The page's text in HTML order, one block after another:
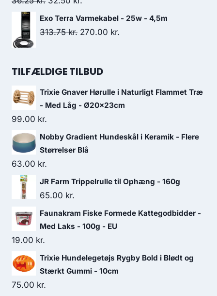
51.25 kr.. 45.00 kr..
oprindelige
pris
aktuelle
pris
Exo Terra Varmekabel - 25w - 4,5m
313.75kr. Den
var:
313.75 kr..
270.00 kr.
270.00 kr..
TILFÆLDIGE TILBUD
Trixie Gnaver Hørulle i Naturligt Flammet Træ
- Med Låg - Ø20x23cm
99.00 kr.
Nobby Gradient Hundeskål i Keramik - Flere
Størrelser Blå
63.00 kr.
JR Farm Trippelrulle til Ophæng - 160g
65.00 kr.
Faunakram Fiske Formede Kattegodbidder -
Med Laks - 100g - EU
19.00 kr.
Trixie Hundelegetøjs Rygby Bold i Blødt og
Stærkt Gummi - 10cm
75.00 kr.